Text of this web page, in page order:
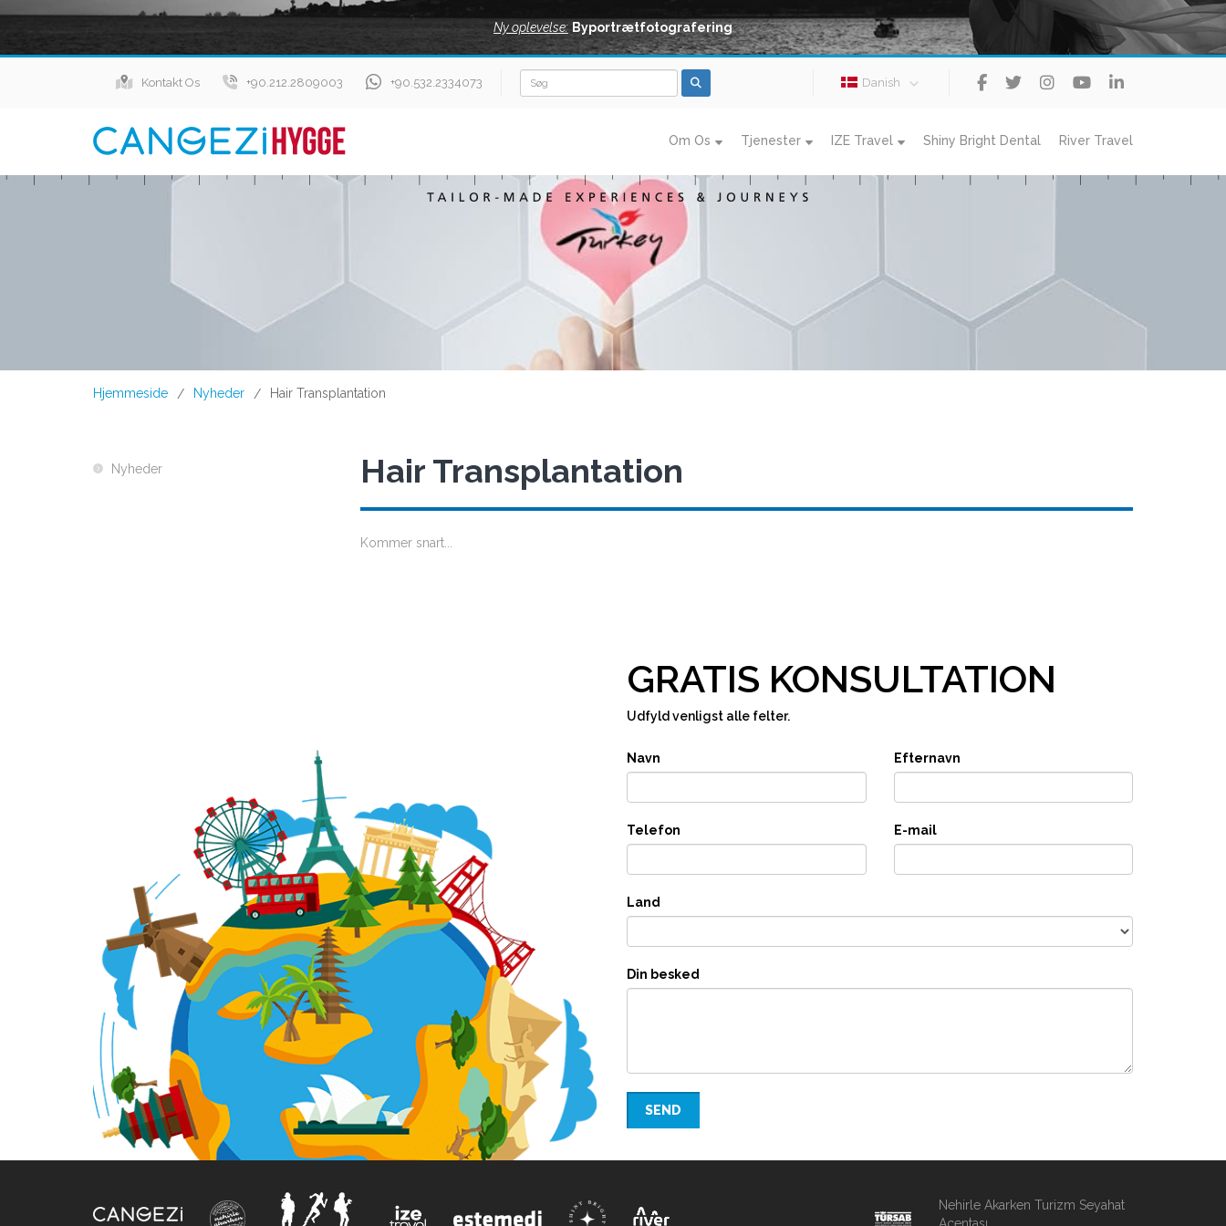
Ny oplevelse: Byportrætfotografering
Kontakt Os +90.212.2809003 +90.532.2334073 Danish
Om Os Tjenester IZE Travel Shiny Bright Dental River Travel
Hjemmeside / Nyheder / Hair Transplantation
Nyheder Hair Transplantation
Kommer snart...
GRATIS KONSULTATION
Udfyld venligst alle felter.
Navn Efternavn
Telefon E-mail
Land
Din besked
SEND
Nehirle Akarken Turizm Seyahat